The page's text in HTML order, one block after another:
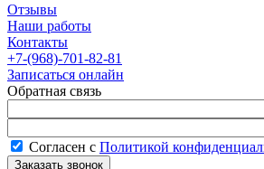
Отзывы
Наши работы
Контакты
+7-(968)-701-82-81
Записаться онлайн
Обратная связь
Согласен с Политикой